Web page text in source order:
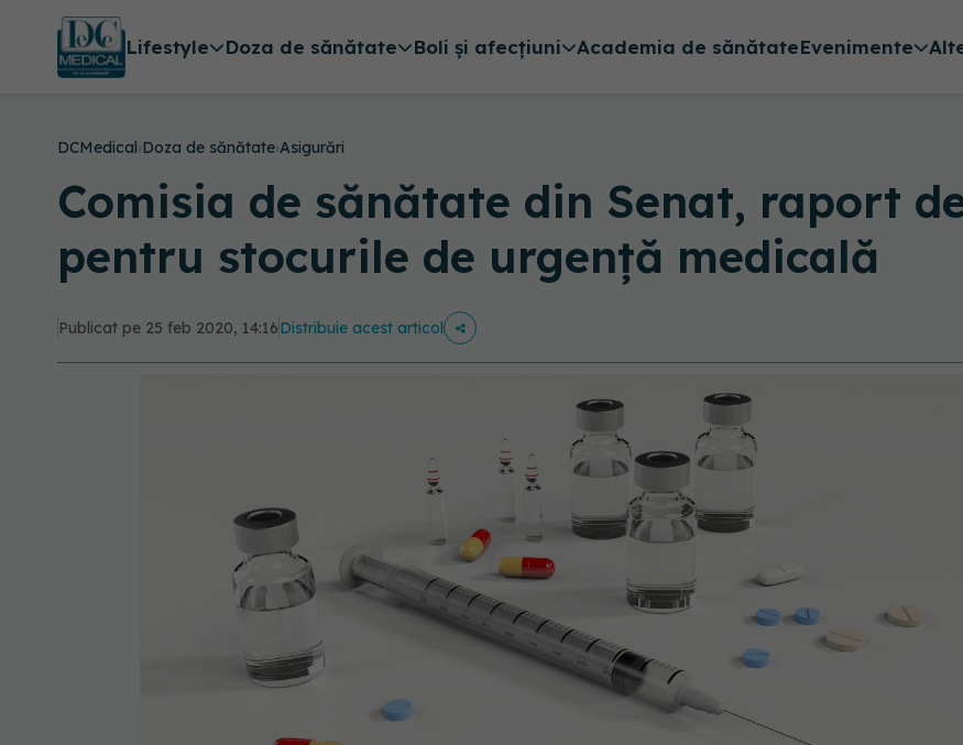
Lifestyle Doza de sănătate Boli și afecțiuni Academia de sănătateEvenimente
DCMedical›Doza de sănătate›Asigurări
Comisia de sănătate din Senat, raport
pentru stocurile de urgență medicală
Publicat pe 25 feb 2020, 14:16Distribuie acest articol